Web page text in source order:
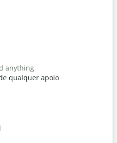
anything
qualquer apoio